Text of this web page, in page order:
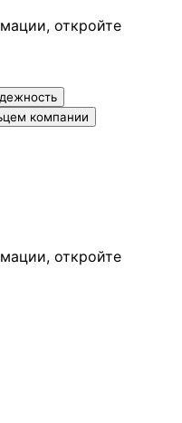
откройте
компании
откройте